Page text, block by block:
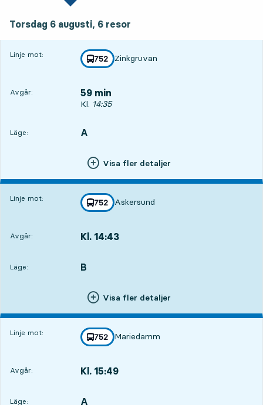
Torsdag 6 augusti, 6 resor
Linje mot: linje
752
mot
Zinkgruvan
,
Avgår: 59 min
Avgår, Kl. 14:35, om 59 min
Kl. 14:35
Läge:
LÄGE, A
,
Visa fler detaljer
Linje mot: linje
752
mot
Askersund
,
Avgår: Kl. 14:43
Läge:
LÄGE, B
,
Visa fler detaljer
Linje mot: linje
752
mot
Mariedamm
,
Avgår: Kl. 15:49
Läge:
LÄGE, A
,